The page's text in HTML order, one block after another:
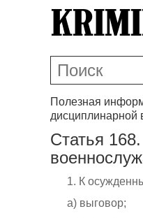
Полезная
дисциплинарной
Статья
1. К
а) выговор;